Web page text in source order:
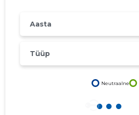
Aasta
Tüüp
Neutraalne